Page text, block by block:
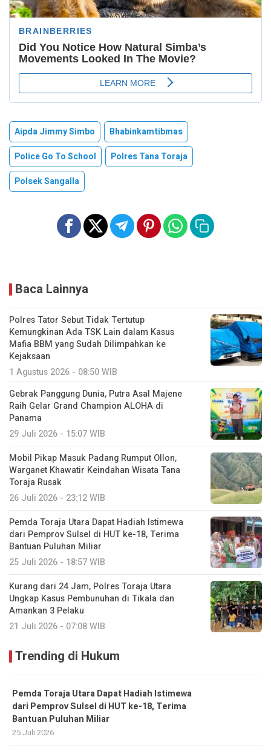
Aipda Jimmy Simbo
Bhabinkamtibmas
Police Go To School
Polres Tana Toraja
Polsek Sangalla
Baca Lainnya
Polres Tator Sebut Tidak Tertutup
Kemungkinan Ada TSK Lain dalam Kasus
Mafia BBM yang Sudah Dilimpahkan ke
Kejaksaan
1 Agustus 2026 - 08:50 WIB
Gebrak Panggung Dunia, Putra Asal Majene
Raih Gelar Grand Champion ALOHA di
Panama
29 Juli 2026 - 15:07 WIB
Mobil Pikap Masuk Padang Rumput Ollon,
Warganet Khawatir Keindahan Wisata Tana
Toraja Rusak
26 Juli 2026 - 23:12 WIB
Pemda Toraja Utara Dapat Hadiah Istimewa
dari Pemprov Sulsel di HUT ke-18, Terima
Bantuan Puluhan Miliar
25 Juli 2026 - 18:57 WIB
Kurang dari 24 Jam, Polres Toraja Utara
Ungkap Kasus Pembunuhan di Tikala dan
Amankan 3 Pelaku
21 Juli 2026 - 07:08 WIB
Trending di Hukum
Pemda Toraja Utara Dapat Hadiah Istimewa
dari Pemprov Sulsel di HUT ke-18, Terima
Bantuan Puluhan Miliar
25 Juli 2026